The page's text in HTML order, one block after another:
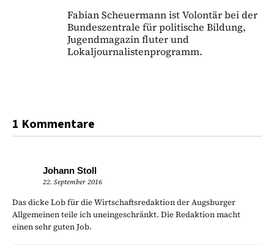
Fabian Scheuermann ist Volontär bei der
Bundeszentrale für politische Bildung,
Jugendmagazin fluter und
Lokaljournalistenprogramm.
1 Kommentare
Johann Stoll
22. September 2016
Das dicke Lob für die Wirtschaftsredaktion der Augsburger
Allgemeinen teile ich uneingeschränkt. Die Redaktion macht
einen sehr guten Job.